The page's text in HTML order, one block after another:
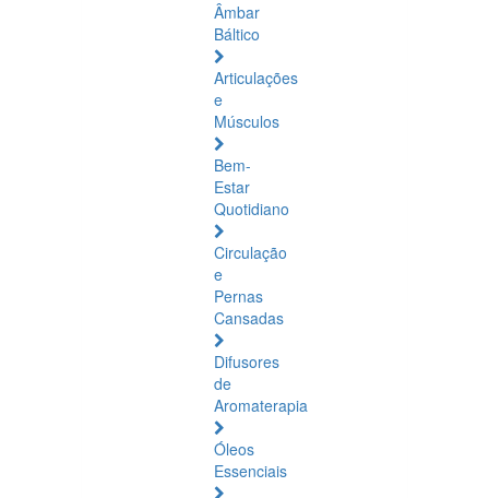
Âmbar
Báltico
Articulações
e
Músculos
Bem-
Estar
Quotidiano
Circulação
e
Pernas
Cansadas
Difusores
de
Aromaterapia
Óleos
Essenciais